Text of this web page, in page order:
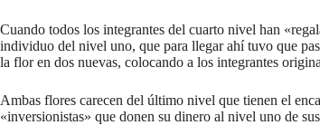
Cuando todos los integrantes del cuarto nivel han
individuo del nivel uno, que para llegar ahí tuvo que
la flor en dos nuevas, colocando a los integrantes
Ambas flores carecen del último nivel que tienen el
«inversionistas» que donen su dinero al nivel uno de